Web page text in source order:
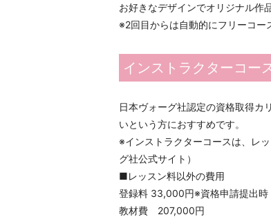
お好きなデザインでオリジナル作
※2回目からは自動的にフリーコー
インストラクターコー
日本ヴォーグ社認定の資格取得カ
いという方におすすめです。
※インストラクターコースは、レ
グ社公式サイト）
■レッスン料以外の費用
登録料 33,000円※資格申請提出時
教材費 207,000円